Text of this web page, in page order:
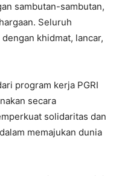
sambutan-sambutan,
Seluruh
khidmat, lancar,
program kerja PGRI
secara
solidaritas dan
memajukan dunia